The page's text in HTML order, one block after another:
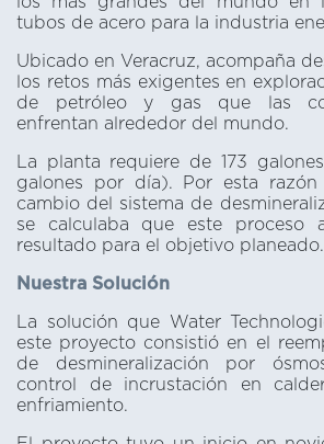
tubos de acero para la industria
Ubicado en Veracruz, acompaña
los retos más exigentes en
de petróleo y gas que las
enfrentan alrededor del mundo.
La planta requiere de 173
galones por día). Por esta
cambio del sistema de
se calculaba que este proceso
resultado para el objetivo planeado.
Nuestra Solución
La solución que Water
este proyecto consistió en el
de desmineralización por
control de incrustación en
enfriamiento.